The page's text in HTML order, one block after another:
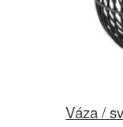
Váza /